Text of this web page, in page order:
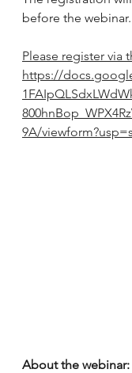
before the webinar.
Please register via
https://
9A/
About the webinar: